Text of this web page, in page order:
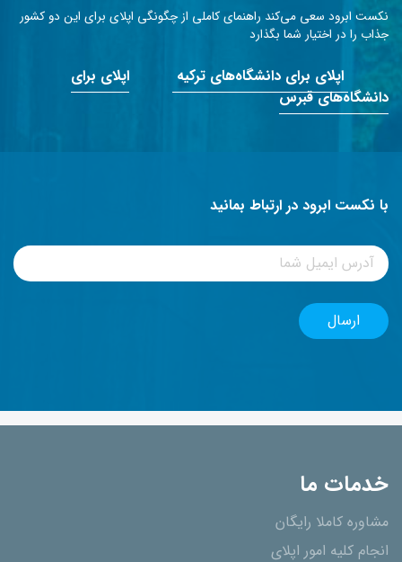
نکست ابرود سعی می‌کند راهنمای کاملی از چگونگی اپلای برای این دو کشور
جذاب را در اختیار شما بگذارد
اپلای برای دانشگاه‌های ترکیه
اپلای برای
دانشگاه‌های قبرس
با نکست ابرود در ارتباط بمانید
خدمات ما
مشاوره کاملا رایگان
انجام کلیه امور اپلای